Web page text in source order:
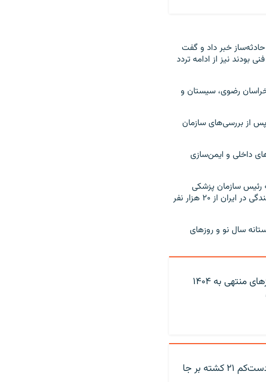
تخلف‌های حادثه‌ساز خبر داد و گفت
فاقد معاینه فنی بودند نیز از ادامه تردد
آن فارس، خراسان رضوی، سیستان و
۱۴۰۴ نیست و آمار نهایی پس از بررسی‌های سازمان
داخلی و ایمن‌سازی
رئیس سازمان پزشکی
قانونی کشور در سال ۱۴۰۲ پس از ۱۰ سال آمار کشته‌شدگان تصادف‌های رانندگی در ایران از ۲۰ هزار نفر
سال نو و روزهای
افزایش تصادفات رانندگی در روزهای منتهی به ۱۴۰۴
حوادث چهارشنبه‌سوری ۱۴۰۳ دست‌کم ۲۱ کشته بر جا